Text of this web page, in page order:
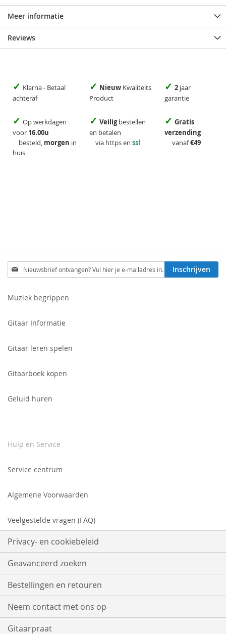
Meer informatie
Reviews
✓ Klarna - Betaal
achteraf
✓ Nieuw Kwaliteits
Product
✓ 2 jaar
garantie
✓ Op werkdagen
voor 16.00u
besteld, morgen in
huis
✓ Veiligbestellen
en betalen
via https en ssl
✓ Gratis
verzending
vanaf€49
Schrijf
je
voor
Inschrijven
Muziek begrippen
Gitaar Informatie
Gitaar leren spelen
Gitaarboek kopen
Geluid huren
Hulp en Service
Service centrum
Algemene Voorwaarden
Veelgestelde vragen (FAQ)
Privacy- en cookiebeleid
Geavanceerd zoeken
Bestellingen en retouren
Neem contact met ons op
Gitaarpraat